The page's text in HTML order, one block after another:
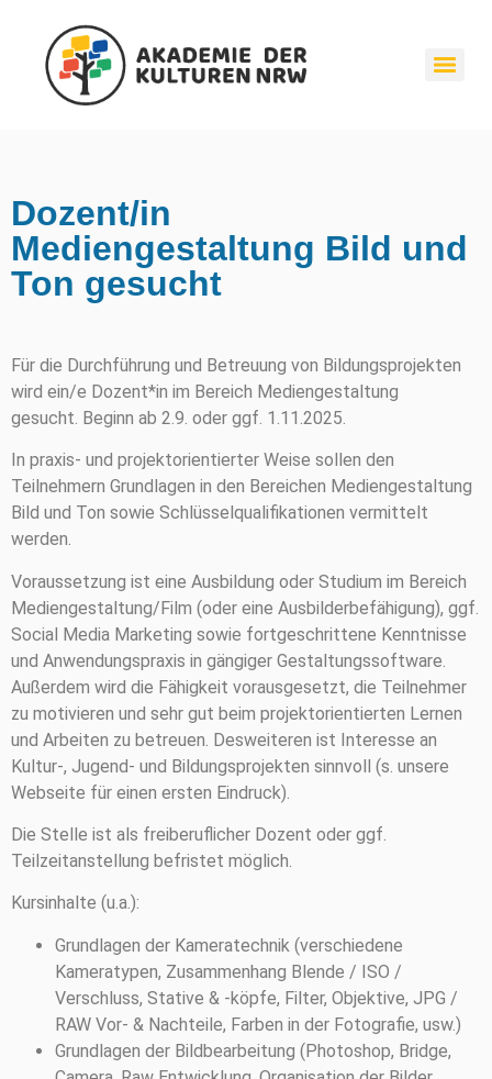
Dozent/in
Mediengestaltung Bild und
Ton gesucht
Für die Durchführung und Betreuung von Bildungsprojekten
wird ein/e Dozent*in im Bereich Mediengestaltung
gesucht. Beginn ab 2.9. oder ggf. 1.11.2025.
In praxis- und projektorientierter Weise sollen den
Teilnehmern Grundlagen in den Bereichen Mediengestaltung
Bild und Ton sowie Schlüsselqualifikationen vermittelt
werden.
Voraussetzung ist eine Ausbildung oder Studium im Bereich
Mediengestaltung/Film (oder eine Ausbilderbefähigung), ggf.
Social Media Marketing sowie fortgeschrittene Kenntnisse
und Anwendungspraxis in gängiger Gestaltungssoftware.
Außerdem wird die Fähigkeit vorausgesetzt, die Teilnehmer
zu motivieren und sehr gut beim projektorientierten Lernen
und Arbeiten zu betreuen. Desweiteren ist Interesse an
Kultur-, Jugend- und Bildungsprojekten sinnvoll (s. unsere
Webseite für einen ersten Eindruck).
Die Stelle ist als freiberuflicher Dozent oder ggf.
Teilzeitanstellung befristet möglich.
Kursinhalte (u.a.):
Grundlagen der Kameratechnik (verschiedene
Kameratypen, Zusammenhang Blende / ISO /
Verschluss, Stative & -köpfe, Filter, Objektive, JPG /
RAW Vor- & Nachteile, Farben in der Fotografie, usw.)
Grundlagen der Bildbearbeitung (Photoshop, Bridge,